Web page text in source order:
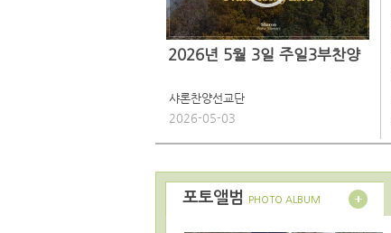
2026년 5월 3일 주일3부찬양
샤론찬양선교단
2026-05-03
포토앨범 PHOTO ALBUM